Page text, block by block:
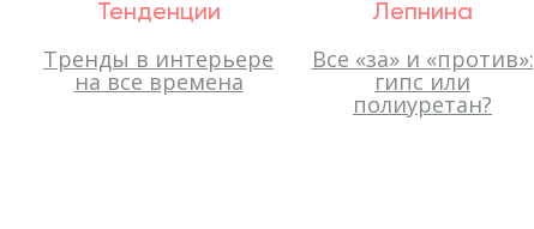
Тенденции
Тренды в интерьере
на все времена
Лепнина
Все «за» и «против»:
гипс или
полиуретан?